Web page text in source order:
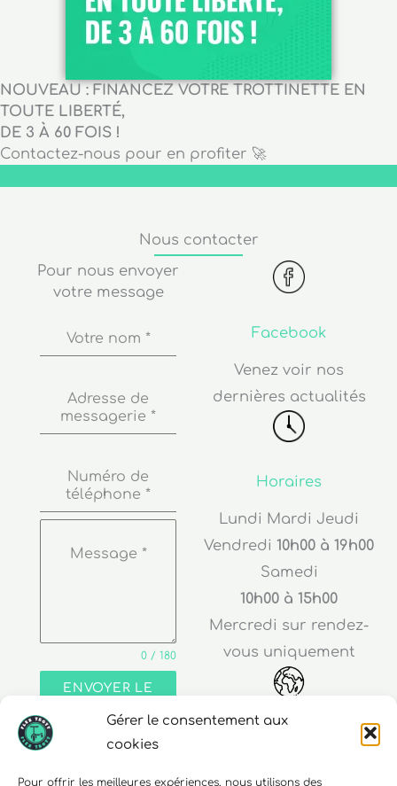
Gérer le consentement aux
cookies
Pour offrir les meilleures expériences, nous utilisons des
NOUVEAU : FINANCEZ VOTRE TROTTINETTE EN
TOUTE LIBERTÉ,
DE 3 À 60 FOIS !
Contactez-nous pour en profiter 🚀
Nous contacter
Pour nous envoyer
votre message
Votre nom *
Adresse de
messagerie *
Numéro de
téléphone *
Message *
0 / 180
ENVOYER LE
Facebook
Venez voir nos
dernières actualités
Horaires
Lundi Mardi Jeudi
Vendredi 10h00 à 19h00
Samedi
10h00 à 15h00
Mercredi sur rendez-
vous uniquement
30 rue Edouard Richard